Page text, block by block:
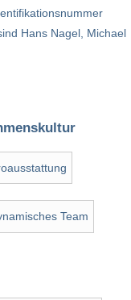
Hans Nagel, Michael
Team